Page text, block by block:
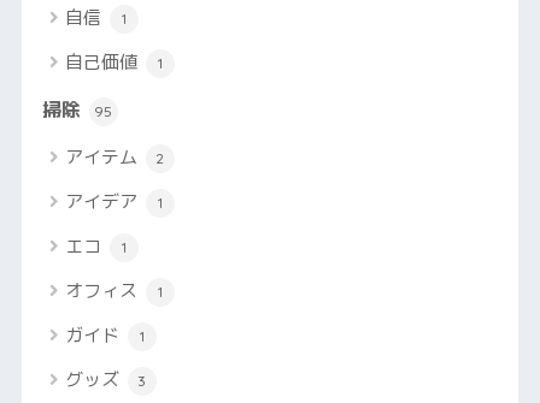
自信 1
自己価値 1
掃除 95
アイテム 2
アイデア 1
エコ 1
オフィス 1
ガイド 1
グッズ 3